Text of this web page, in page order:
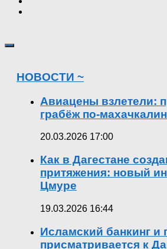
НОВОСТИ ~
Авиацены взлетели:
грабёж по-
20.03.2026 17:00
Как в Дагестане
притяжения: новый
Цмуре
19.03.2026 16:44
Исламский банкинг и
присматривается к